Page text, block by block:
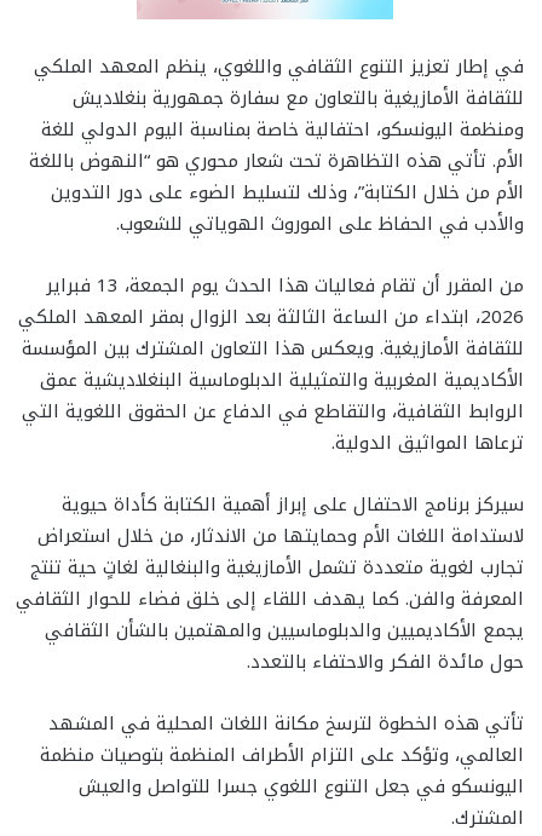
​في إطار تعزيز التنوع الثقافي واللغوي، ينظم المعهد الملكي
للثقافة الأمازيغية بالتعاون مع سفارة جمهورية بنغلاديش
ومنظمة اليونسكو، احتفالية خاصة بمناسبة اليوم الدولي للغة
الأم. تأتي هذه التظاهرة تحت شعار محوري هو “النهوض باللغة
الأم من خلال الكتابة”، وذلك لتسليط الضوء على دور التدوين
والأدب في الحفاظ على الموروث الهوياتي للشعوب.
​من المقرر أن تقام فعاليات هذا الحدث يوم الجمعة، 13 فبراير
2026، ابتداء من الساعة الثالثة بعد الزوال بمقر المعهد الملكي
للثقافة الأمازيغية. ويعكس هذا التعاون المشترك بين المؤسسة
الأكاديمية المغربية والتمثيلية الدبلوماسية البنغلاديشية عمق
الروابط الثقافية، والتقاطع في الدفاع عن الحقوق اللغوية التي
ترعاها المواثيق الدولية.
​سيركز برنامج الاحتفال على إبراز أهمية الكتابة كأداة حيوية
لاستدامة اللغات الأم وحمايتها من الاندثار، من خلال استعراض
تجارب لغوية متعددة تشمل الأمازيغية والبنغالية لغاتٍ حية تنتج
المعرفة والفن. كما يهدف اللقاء إلى خلق فضاء للحوار الثقافي
يجمع الأكاديميين والدبلوماسيين والمهتمين بالشأن الثقافي
حول مائدة الفكر والاحتفاء بالتعدد.
​تأتي هذه الخطوة لترسخ مكانة اللغات المحلية في المشهد
العالمي، وتؤكد على التزام الأطراف المنظمة بتوصيات منظمة
اليونسكو في جعل التنوع اللغوي جسرا للتواصل والعيش
المشترك.